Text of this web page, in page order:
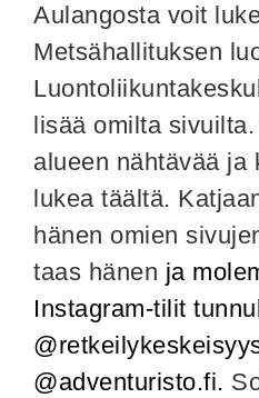
Aulangosta voit
Metsähallituksen
lisää omilta sivuilta.
alueen nähtävää ja
lukea täältä.
hänen omien
taas hänen ja
Instagram-tilit
@adventuristo.fi.